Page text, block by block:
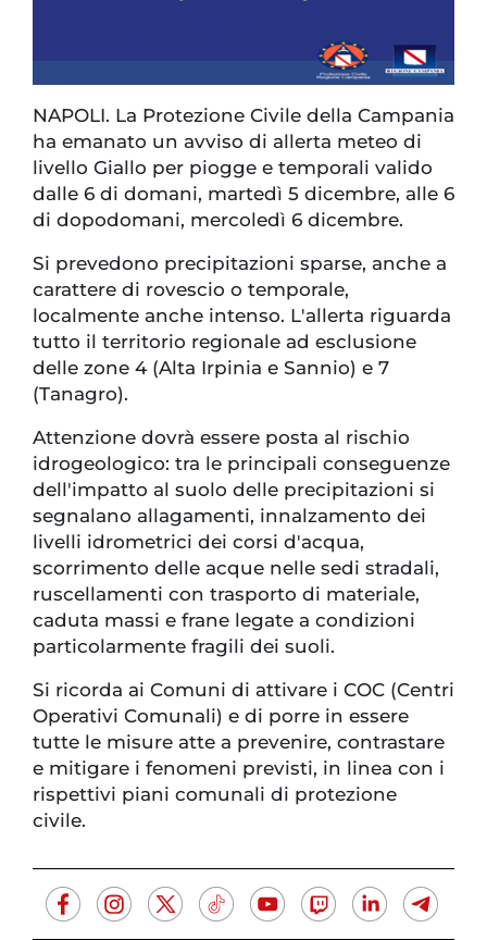
NAPOLI. La Protezione Civile della Campania
ha emanato un avviso di allerta meteo di
livello Giallo per piogge e temporali valido
dalle 6 di domani, martedì 5 dicembre, alle 6
di dopodomani, mercoledì 6 dicembre.
Si prevedono precipitazioni sparse, anche a
carattere di rovescio o temporale,
localmente anche intenso. L'allerta riguarda
tutto il territorio regionale ad esclusione
delle zone 4 (Alta Irpinia e Sannio) e 7
(Tanagro).
Attenzione dovrà essere posta al rischio
idrogeologico: tra le principali conseguenze
dell'impatto al suolo delle precipitazioni si
segnalano allagamenti, innalzamento dei
livelli idrometrici dei corsi d'acqua,
scorrimento delle acque nelle sedi stradali,
ruscellamenti con trasporto di materiale,
caduta massi e frane legate a condizioni
particolarmente fragili dei suoli.
Si ricorda ai Comuni di attivare i COC (Centri
Operativi Comunali) e di porre in essere
tutte le misure atte a prevenire, contrastare
e mitigare i fenomeni previsti, in linea con i
rispettivi piani comunali di protezione
civile.